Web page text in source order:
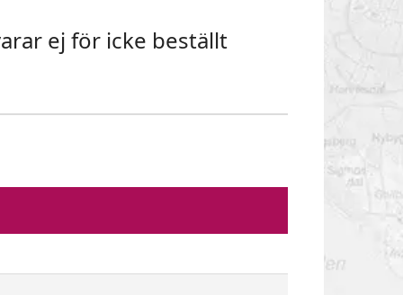
ej för icke beställt